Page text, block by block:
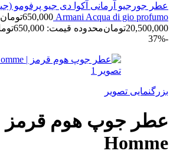
Armani Acqua di gio profumo
650,000تومان
20,500,000تومانمحدوده قیمت: 650,000تومان تا 20,500,000تومان
-37%
بزرگنمایی تصویر
Homme